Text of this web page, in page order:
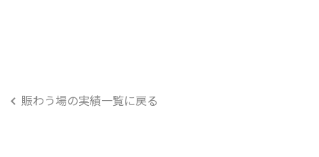
賑わう場の実績一覧に戻る